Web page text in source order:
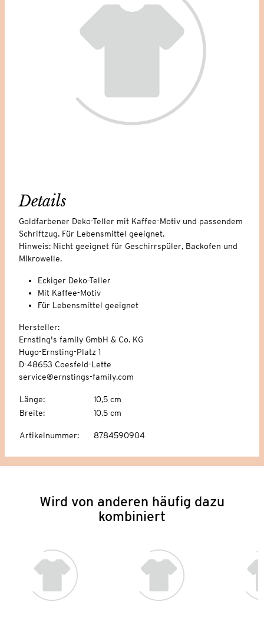
Details
Goldfarbener Deko-Teller mit Kaffee-Motiv und passendem
Schriftzug. Für Lebensmittel geeignet.
Hinweis: Nicht geeignet für Geschirrspüler, Backofen und
Mikrowelle.
Eckiger Deko-Teller
Mit Kaffee-Motiv
Für Lebensmittel geeignet
Hersteller:
Ernsting's family GmbH & Co. KG
Hugo-Ernsting-Platz 1
D-48653 Coesfeld-Lette
service@ernstings-family.com
Länge:
10,5 cm
Breite: 10,5 cm
Artikelnummer: 8784590904
Wird von anderen häufig dazu
kombiniert